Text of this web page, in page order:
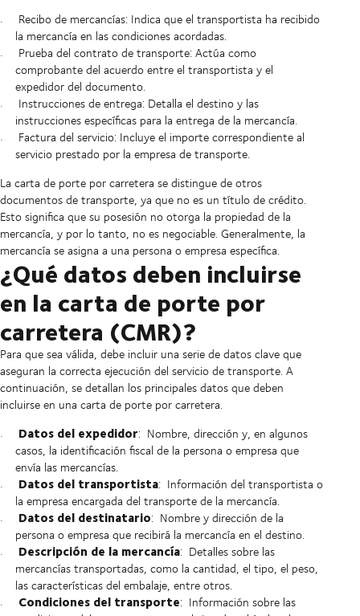
Recibo de mercancías:Indica que el transportista ha recibido
la mercancía en las condiciones acordadas.
Prueba del contrato de transporte:Actúa como
comprobante del acuerdo entre el transportista y el
expedidor del documento.
Instrucciones de entrega:Detalla el destino y las
instrucciones específicas para la entrega de la mercancía.
Factura del servicio:Incluye el importe correspondiente al
servicio prestado por la empresa de transporte.
La carta de porte por carretera se distingue de otros
documentos de transporte, ya que no es un título de crédito.
Esto significa que su posesión no otorga la propiedad de la
mercancía, y por lo tanto, no es negociable. Generalmente, la
mercancía se asigna a una persona o empresa específica.
¿Qué datos deben incluirse
en la carta de porte por
carretera (CMR)?
Para que sea válida, debe incluir una serie de datos clave que
aseguran la correcta ejecución del servicio de transporte. A
continuación, se detallan los principales datos que deben
incluirse en una carta de porte por carretera.
Datos del expedidor: Nombre, dirección y, en algunos
casos, la identificación fiscal de la persona o empresa que
envía las mercancías.
Datos del transportista: Información del transportista o
la empresa encargada del transporte de la mercancía.
Datos del destinatario: Nombre y dirección de la
persona o empresa que recibirá la mercancía en el destino.
Descripción de la mercancía: Detalles sobre las
mercancías transportadas, como la cantidad, el tipo, el peso,
las características del embalaje, entre otros.
Condiciones del transporte: Información sobre las